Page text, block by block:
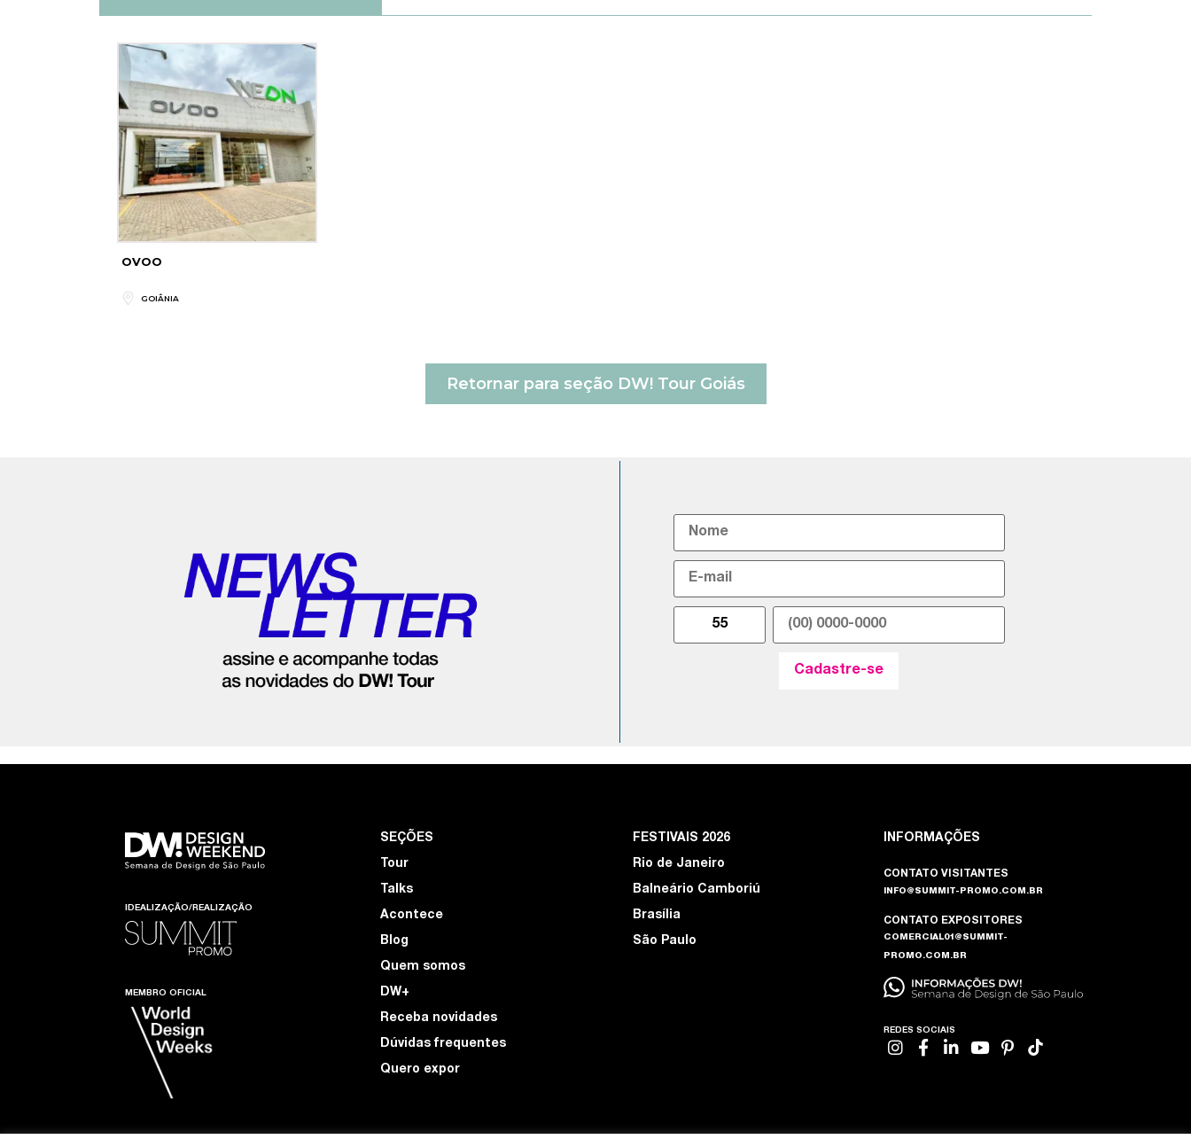
OVOO
GOIÂNIA
Retornar para seção DW! Tour Goiás
IDEALIZAÇÃO/REALIZAÇÃO
MEMBRO OFICIAL
SEÇÕES
Tour
Talks
Acontece
Blog
Quem somos
DW+
Receba novidades
Dúvidas frequentes
Quero expor
FESTIVAIS 2026
Rio de Janeiro
Balneário Camboriú
Brasília
São Paulo
INFORMAÇÕES
CONTATO VISITANTES
INFO@SUMMIT-PROMO.COM.BR
CONTATO EXPOSITORES
COMERCIAL01@SUMMIT-
PROMO.COM.BR
REDES SOCIAIS